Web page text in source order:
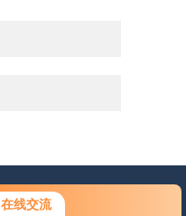
在线交流